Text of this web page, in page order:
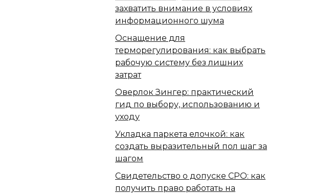
захватить внимание в условиях
информационного шума
Оснащение для
терморегулирования: как выбрать
рабочую систему без лишних
затрат
Оверлок Зингер: практический
гид по выбору, использованию и
уходу
Укладка паркета елочкой: как
создать выразительный пол шаг за
шагом
Свидетельство о допуске СРО: как
получить право работать на